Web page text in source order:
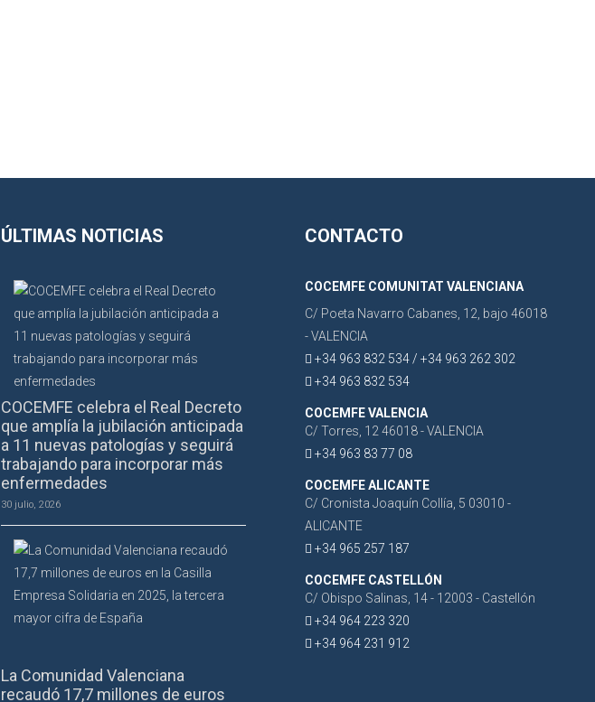
ÚLTIMAS NOTICIAS
COCEMFE celebra el Real Decreto
que amplía la jubilación anticipada
a 11 nuevas patologías y seguirá
trabajando para incorporar más
enfermedades
30 julio, 2026
La Comunidad Valenciana
recaudó 17,7 millones de euros
CONTACTO
COCEMFE COMUNITAT VALENCIANA
C/ Poeta Navarro Cabanes, 12, bajo 46018
- VALENCIA
+34 963 832 534 / +34 963 262 302
+34 963 832 534
COCEMFE VALENCIA
C/ Torres, 12 46018 - VALENCIA
+34 963 83 77 08
COCEMFE ALICANTE
C/ Cronista Joaquín Collía, 5 03010 -
ALICANTE
+34 965 257 187
COCEMFE CASTELLÓN
C/ Obispo Salinas, 14 - 12003 - Castellón
+34 964 223 320
+34 964 231 912